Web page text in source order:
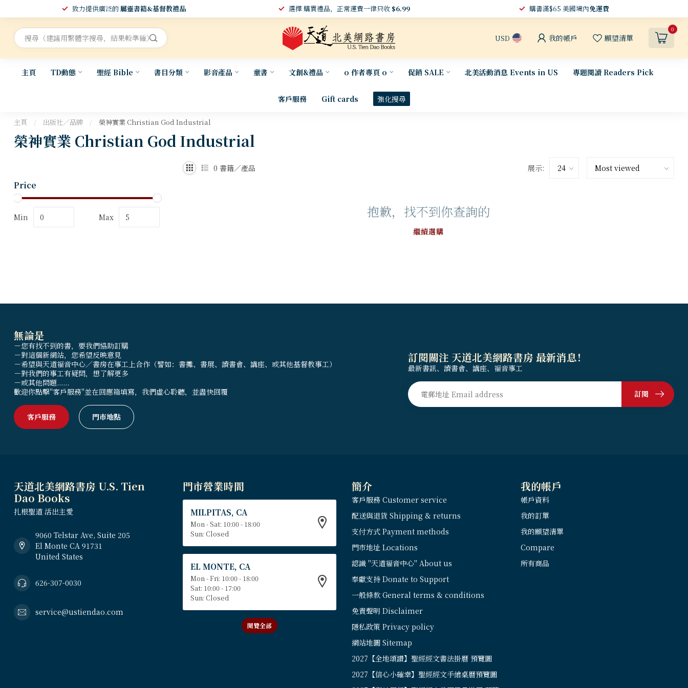
致力提供廣泛的屬靈書籍&基督教禮品 選擇 購買禮品，正常運費一律只收 $6.99 購書滿$65 美國境內免運費
USD 我的帳戶 願望清單
0
主頁 TD動態 聖經 Bible 書目分類 影音產品 童書 文創&禮品 o 作者專頁 o 促銷 SALE 北美活動消息 Events in US 專題閱讀 Readers Pick
客戶服務 Gift cards 強化搜尋
主頁 / 出版社／品牌 / 榮神實業 Christian God Industrial
榮神實業 Christian God Industrial
Price
Min Max
0 書籍／產品 展示:
抱歉，找不到你查詢的
繼續選購
無論是
－您有找不到的書，要我們協助訂購
－對這個新網站，您希望反映意見
－希望與天道福音中心／書房在事工上合作（譬如：書攤、書展、讀書會、講座、或其他基督教事工）
－對我們的事工有疑問，想了解更多
－或其他問題......
歡迎你點擊"客戶服務"並在回應箱填寫，我們虛心聆聽，並盡快回覆
客戶服務 門市地點
訂閱關注 天道北美網路書房 最新消息！
最新書訊、讀書會、講座、福音事工
訂閱
天道北美網路書房 U.S. Tien
Dao Books
扎根聖道 活出主愛
9060 Telstar Ave, Suite 205
El Monte CA 91731
United States
626-307-0030
service@ustiendao.com
門市營業時間
MILPITAS, CA
Mon - Sat: 10:00 - 18:00
Sun: Closed
EL MONTE, CA
Mon - Fri: 10:00 - 18:00
Sat: 10:00 - 17:00
Sun: Closed
閱覽全部
簡介
客戶服務 Customer service
配送與退貨 Shipping & returns
支付方式 Payment methods
門市地址 Locations
認識 "天道福音中心" About us
奉獻支持 Donate to Support
一般條款 General terms & conditions
免責聲明 Disclaimer
隱私政策 Privacy policy
網站地圖 Sitemap
2027【全地頌讚】聖經經文書法掛曆 預覽圖
2027【信心小確幸】聖經經文手繪桌曆預覽圖
我的帳戶
帳戶資料
我的訂單
我的願望清單
Compare
所有商品